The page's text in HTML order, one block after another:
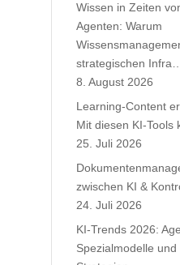
Wissen in Zeiten
Agenten: Warum
strategischen Infra…
8. August 2026
Learning-Content
Mit diesen KI-Tools
25. Juli 2026
zwischen KI &
24. Juli 2026
KI-Trends 2026:
Spezialmodelle und